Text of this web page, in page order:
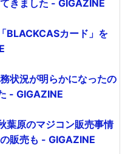
きました - GIGAZINE
BLACKCASカード」を
状況が明らかになったの
- GIGAZINE
葉原のマジコン販売事情
販売も - GIGAZINE